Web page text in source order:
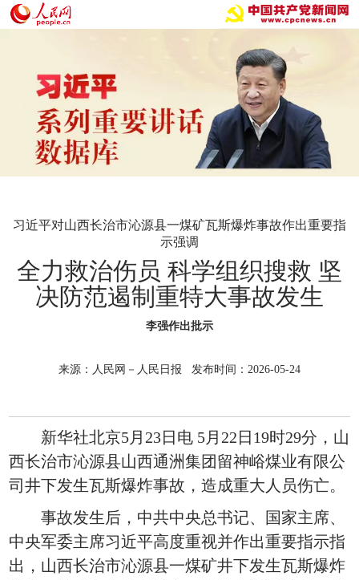
习近平对山西长治市沁源县一煤矿瓦斯爆炸事故作出重要指
示强调
全力救治伤员 科学组织搜救 坚
决防范遏制重特大事故发生
李强作出批示
来源：人民网－人民日报 发布时间：2026-05-24
新华社北京5月23日电 5月22日19时29分，山
西长治市沁源县山西通洲集团留神峪煤业有限公
司井下发生瓦斯爆炸事故，造成重大人员伤亡。
事故发生后，中共中央总书记、国家主席、
中央军委主席习近平高度重视并作出重要指示指
出，山西长治市沁源县一煤矿井下发生瓦斯爆炸